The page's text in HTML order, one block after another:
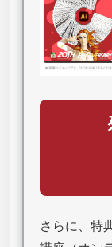
さらに、特